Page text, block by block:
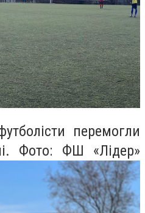
перемогли
Фото: ФШ «Лідер»